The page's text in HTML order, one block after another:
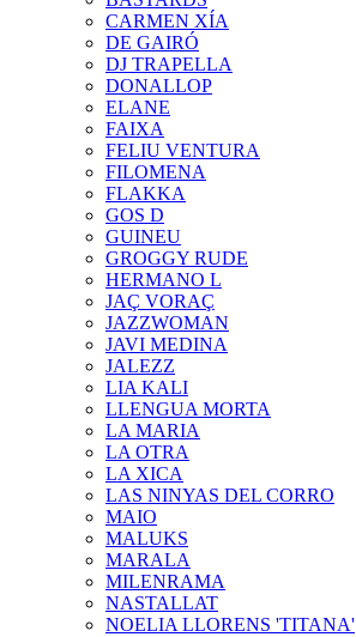
CARMEN XÍA
DE GAIRÓ
DJ TRAPELLA
DONALLOP
ELANE
FAIXA
FELIU VENTURA
FILOMENA
FLAKKA
GOS D
GUINEU
GROGGY RUDE
HERMANO L
JAÇ VORAÇ
JAZZWOMAN
JAVI MEDINA
JALEZZ
LIA KALI
LLENGUA MORTA
LA MARIA
LA OTRA
LA XICA
LAS NINYAS DEL CORRO
MAIO
MALUKS
MARALA
MILENRAMA
NASTALLAT
NOELIA LLORENS 'TITANA'